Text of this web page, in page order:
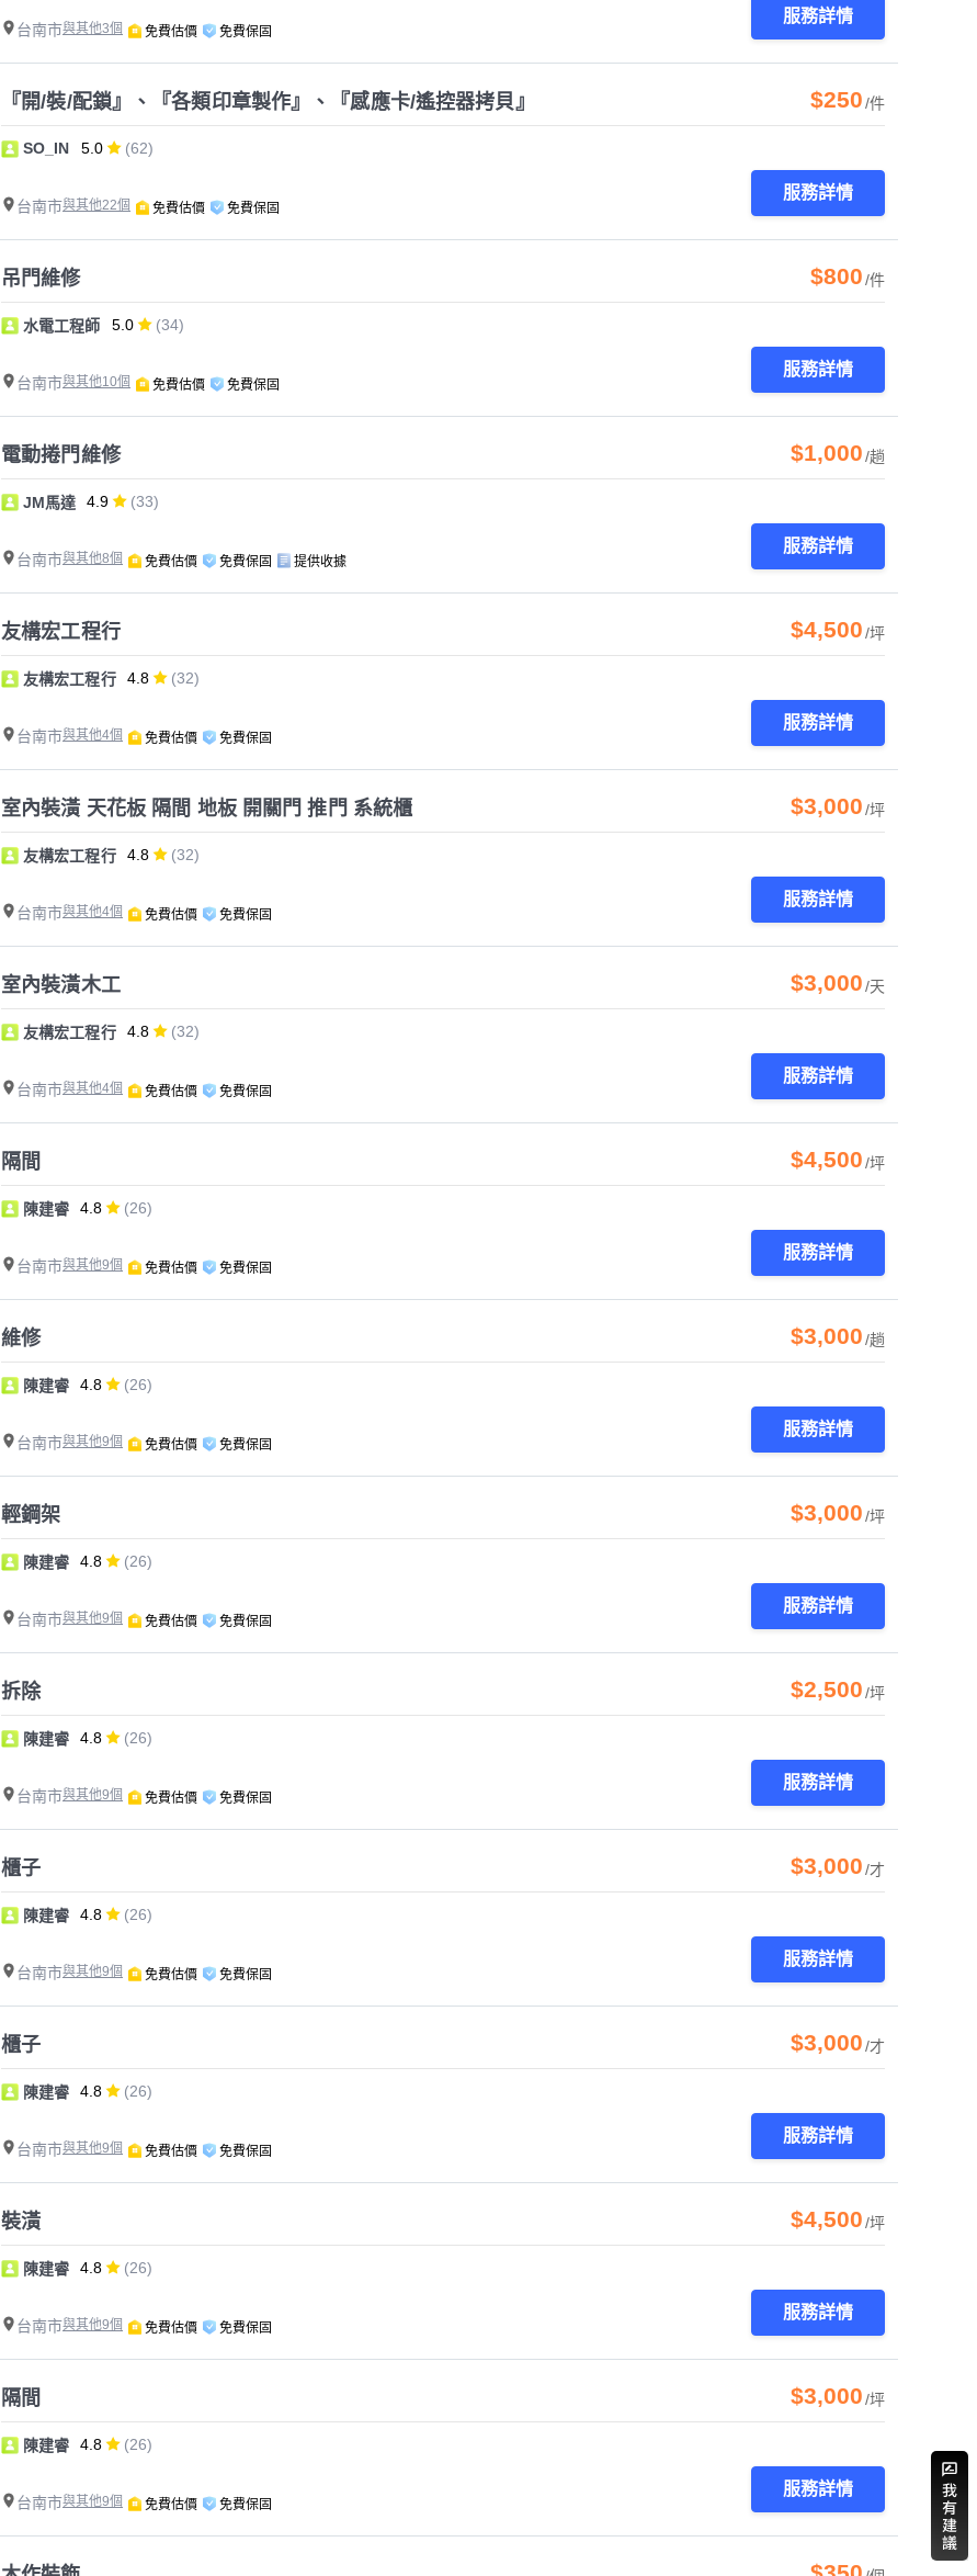
台南市與其他3個 免費估價 免費保固
服務詳情
『開/裝/配鎖』、『各類印章製作』、『感應卡/遙控器拷貝』 $250/件
SO_IN 5.0 (62)
台南市與其他22個 免費估價 免費保固
服務詳情
吊門維修 $800/件
水電工程師 5.0 (34)
台南市與其他10個 免費估價 免費保固
服務詳情
電動捲門維修 $1,000/趟
JM馬達 4.9 (33)
台南市與其他8個 免費估價 免費保固 提供收據
服務詳情
友構宏工程行 $4,500/坪
友構宏工程行 4.8 (32)
台南市與其他4個 免費估價 免費保固
服務詳情
室內裝潢 天花板 隔間 地板 開關門 推門 系統櫃 $3,000/坪
友構宏工程行 4.8 (32)
台南市與其他4個 免費估價 免費保固
服務詳情
室內裝潢木工 $3,000/天
友構宏工程行 4.8 (32)
台南市與其他4個 免費估價 免費保固
服務詳情
隔間 $4,500/坪
陳建睿 4.8 (26)
台南市與其他9個 免費估價 免費保固
服務詳情
維修 $3,000/趟
陳建睿 4.8 (26)
台南市與其他9個 免費估價 免費保固
服務詳情
輕鋼架 $3,000/坪
陳建睿 4.8 (26)
台南市與其他9個 免費估價 免費保固
服務詳情
拆除 $2,500/坪
陳建睿 4.8 (26)
台南市與其他9個 免費估價 免費保固
服務詳情
櫃子 $3,000/才
陳建睿 4.8 (26)
台南市與其他9個 免費估價 免費保固
服務詳情
櫃子 $3,000/才
陳建睿 4.8 (26)
台南市與其他9個 免費估價 免費保固
服務詳情
裝潢 $4,500/坪
陳建睿 4.8 (26)
台南市與其他9個 免費估價 免費保固
服務詳情
隔間 $3,000/坪
陳建睿 4.8 (26)
台南市與其他9個 免費估價 免費保固
服務詳情